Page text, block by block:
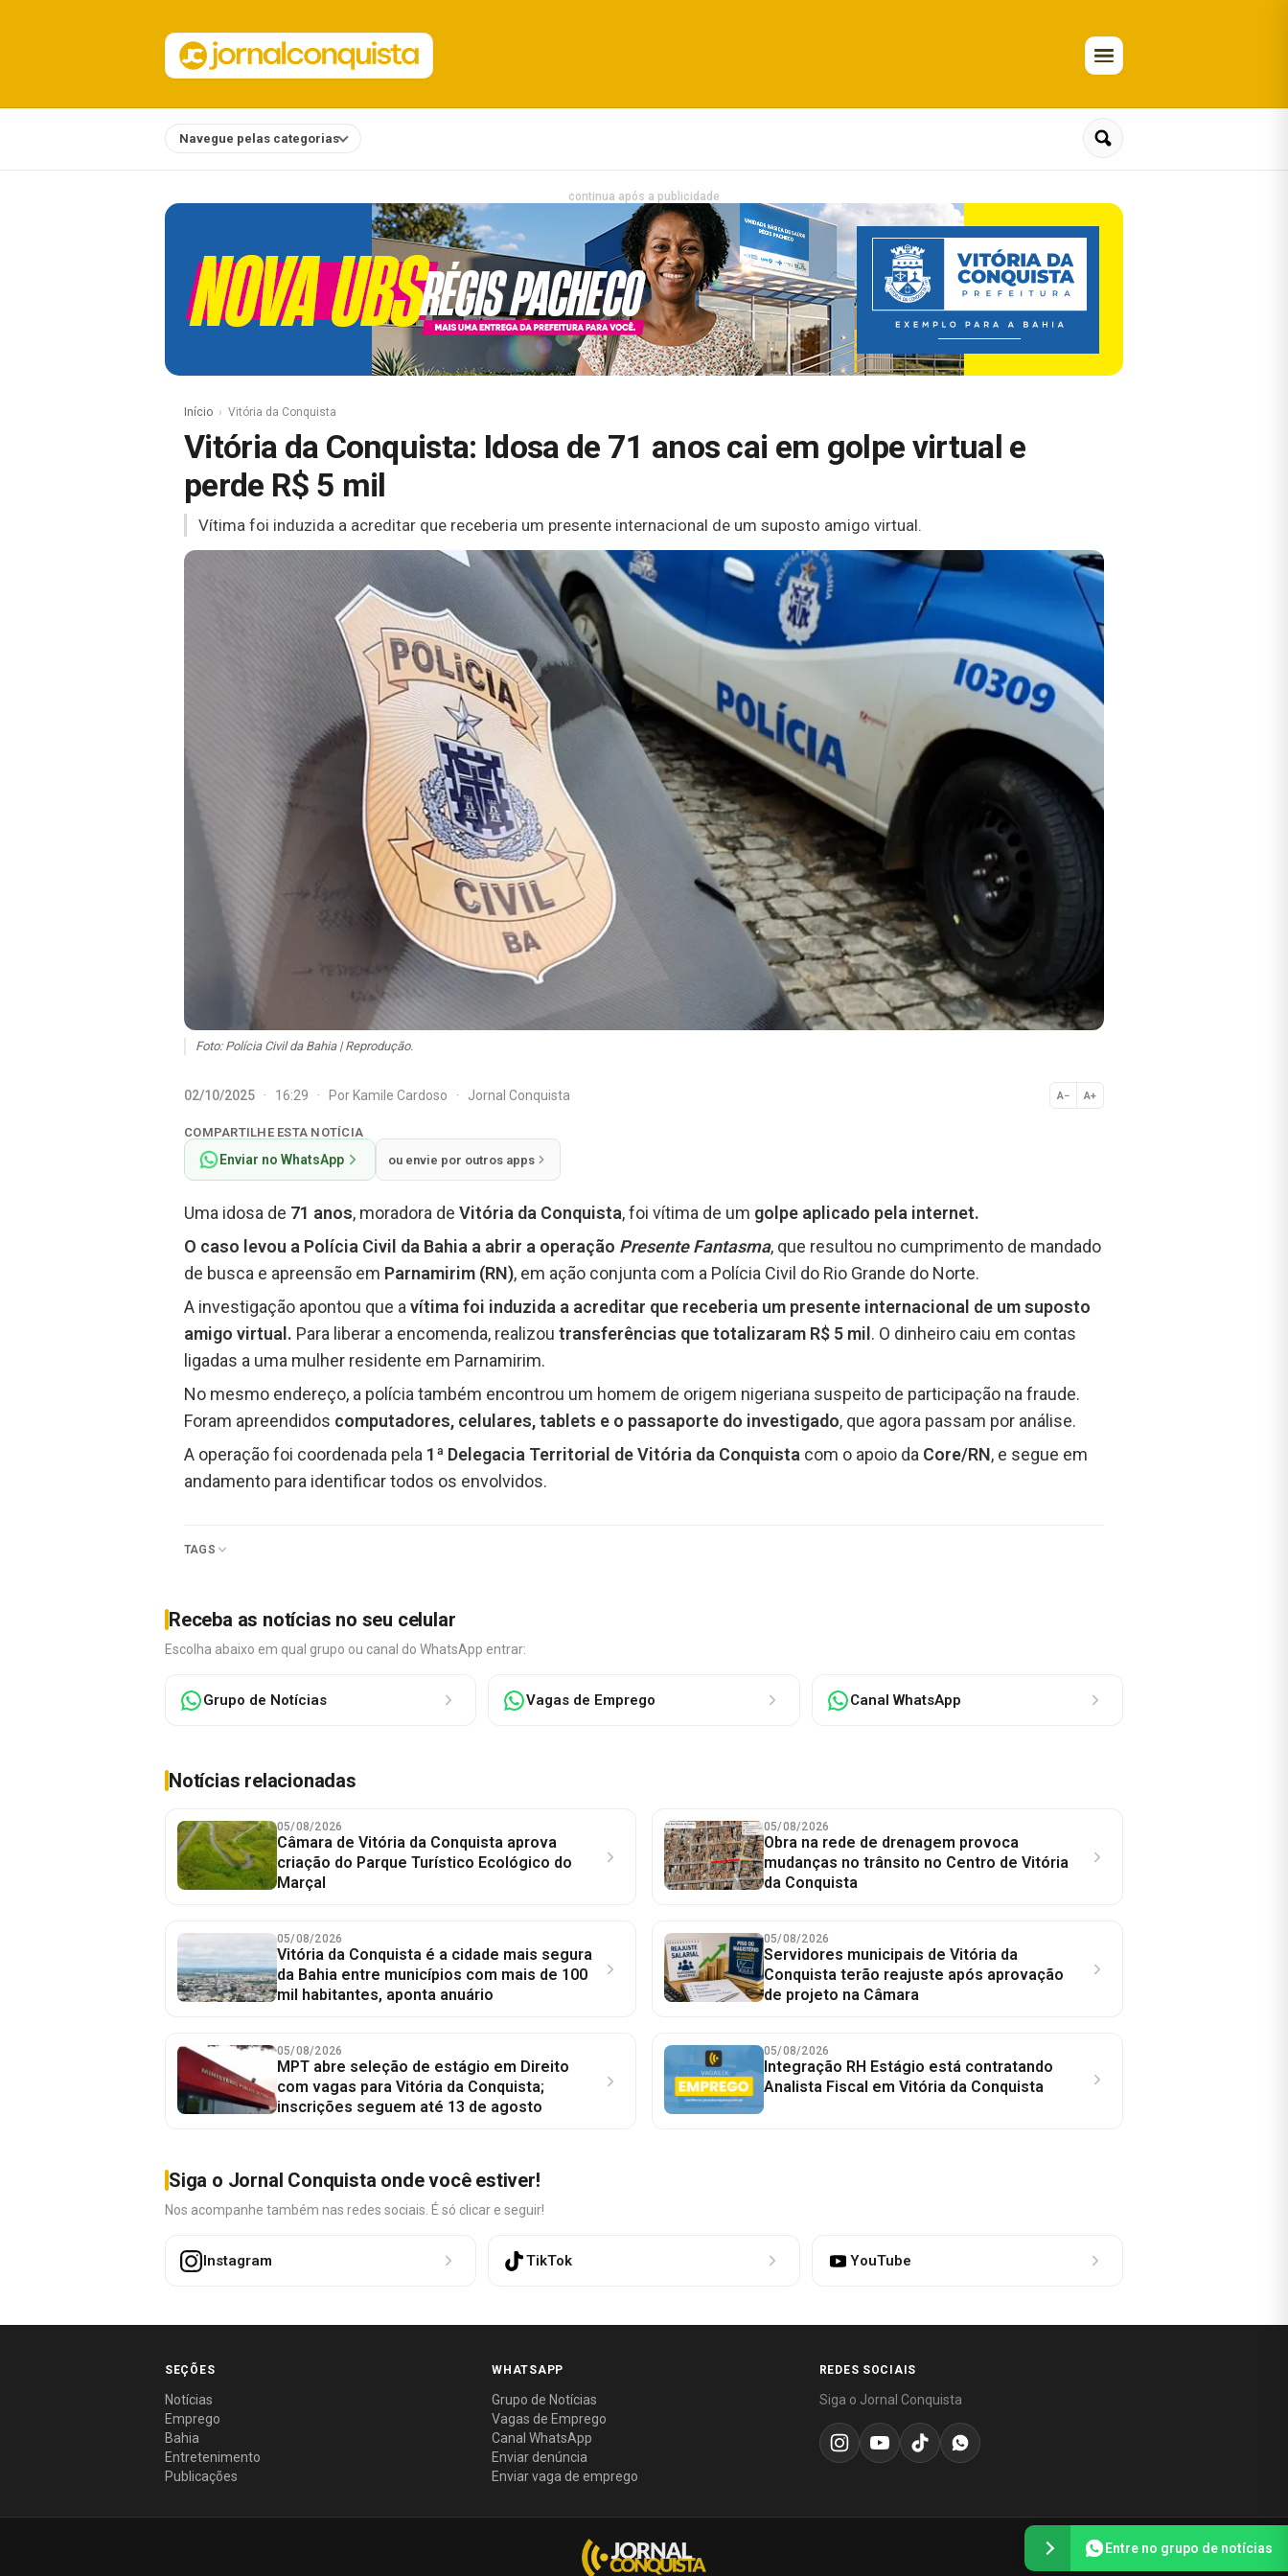
Navegue pelas categorias
continua após a publicidade
Início Vitória da Conquista
Vitória da Conquista: Idosa de 71 anos cai em golpe virtual e
perde R$ 5 mil
Vítima foi induzida a acreditar que receberia um presente internacional de um suposto amigo virtual.
Foto: Polícia Civil da Bahia | Reprodução.
02/10/2025 · 16:29 · Por Kamile Cardoso · Jornal Conquista A− A+
Normal
COMPARTILHE ESTA NOTÍCIA
Enviar no WhatsApp ou envie por outros apps
Uma idosa de 71 anos, moradora de Vitória da Conquista, foi vítima de um golpe aplicado pela internet.
O caso levou a Polícia Civil da Bahia a abrir a operação Presente Fantasma, que resultou no cumprimento de mandado
de busca e apreensão em Parnamirim (RN), em ação conjunta com a Polícia Civil do Rio Grande do Norte.
A investigação apontou que avítima foi induzida a acreditar que receberia um presente internacional de um suposto
amigo virtual. Para liberar a encomenda, realizou transferências que totalizaram R$ 5 mil . O dinheiro caiu em contas
ligadas a uma mulher residente em Parnamirim.
No mesmo endereço, a polícia também encontrou um homem de origem nigeriana suspeito de participação na fraude.
Foram apreendidos computadores, celulares, tablets e o passaporte do investigado, que agora passam por análise.
A operação foi coordenada pela 1ª Delegacia Territorial de Vitória da Conquista com o apoio da Core/RN, e segue em
andamento para identificar todos os envolvidos.
TAGS
Receba as notícias no seu celular
Escolha abaixo em qual grupo ou canal do WhatsApp entrar:
Grupo de Notícias Vagas de Emprego Canal WhatsApp
Notícias relacionadas
05/08/2026
Câmara de Vitória da Conquista aprova
criação do Parque Turístico Ecológico do
Marçal
05/08/2026
Obra na rede de drenagem provoca
mudanças no trânsito no Centro de Vitória
da Conquista
05/08/2026
Vitória da Conquista é a cidade mais segura
da Bahia entre municípios com mais de 100
mil habitantes, aponta anuário
05/08/2026
Servidores municipais de Vitória da
Conquista terão reajuste após aprovação
de projeto na Câmara
05/08/2026
MPT abre seleção de estágio em Direito
com vagas para Vitória da Conquista;
inscrições seguem até 13 de agosto
05/08/2026
Integração RH Estágio está contratando
Analista Fiscal em Vitória da Conquista
Siga o Jornal Conquista onde você estiver!
Nos acompanhe também nas redes sociais. É só clicar e seguir!
Instagram TikTok YouTube
SEÇÕES
Notícias
Emprego
Bahia
Entretenimento
Publicações
WHATSAPP
Grupo de Notícias
Vagas de Emprego
Canal WhatsApp
Enviar denúncia
Enviar vaga de emprego
REDES SOCIAIS
Siga o Jornal Conquista
Entre no grupo de notícias